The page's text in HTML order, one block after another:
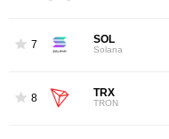
7 SOL
Solana
8 TRX
TRON